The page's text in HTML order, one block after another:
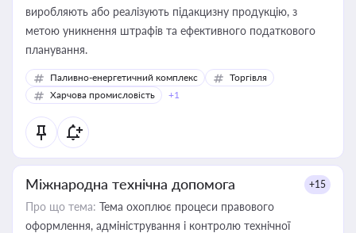
виробляють або реалізують підакцизну продукцію, з
метою уникнення штрафів та ефективного податкового
планування.
Паливно-енергетичний комплекс
Торгівля
Харчова промисловість
+1
Міжнародна технічна допомога +15
Про що тема: Тема охоплює процеси правового
оформлення, адміністрування і контролю технічної